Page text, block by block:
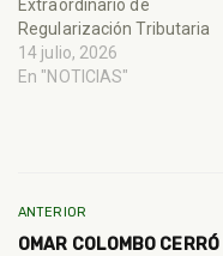
Extraordinario de
Regularización Tributaria
14 julio, 2026
En "NOTICIAS"
ANTERIOR
OMAR COLOMBO CERRÓ